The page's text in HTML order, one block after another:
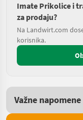
Imate Prikolice i
za prodaju?
Na Landwirt.com
korisnika.
Važne napomene